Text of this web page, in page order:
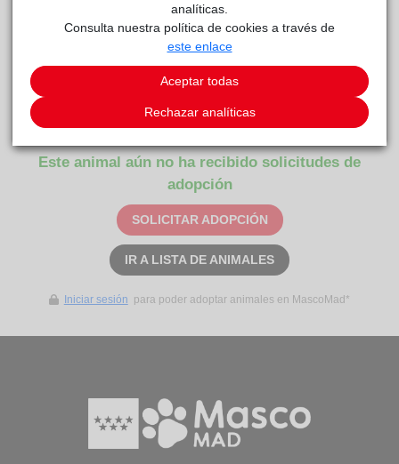
es una monada de gata, chiquitita, muy tierna y sensible.
Aunque a esta preciosa gata tuxedo le falta una patita de
atrás, se maneja perfectamente. Necesita un hogar tranquilo
donde le den mucho cariño y la cuiden como se merece, ya
ha pasado mucho está pequeña.... Ya está vacunada. Test
FELV-FIV-FILARIA negativo.
Este animal aún no ha recibido solicitudes de
adopción
SOLICITAR ADOPCIÓN
IR A LISTA DE ANIMALES
Iniciar sesión para poder adoptar animales en MascoMad*
analíticas.
Consulta nuestra política de cookies a través de
este enlace
Aceptar todas
Rechazar analíticas